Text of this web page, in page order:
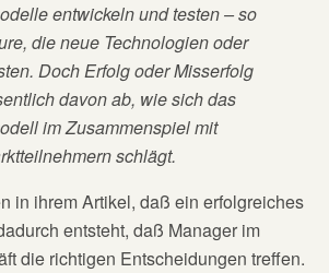
entwickeln und testen – so
die neue Technologien oder
Doch Erfolg oder Misserfolg
davon ab, wie sich das
im Zusammenspiel mit
schlägt.
in ihrem Artikel, daß ein erfolgreiches
entsteht, daß Manager im
die richtigen Entscheidungen treffen.